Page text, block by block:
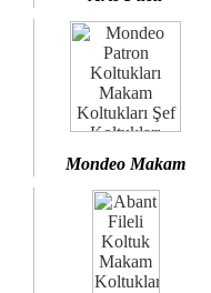
Mondeo Makam